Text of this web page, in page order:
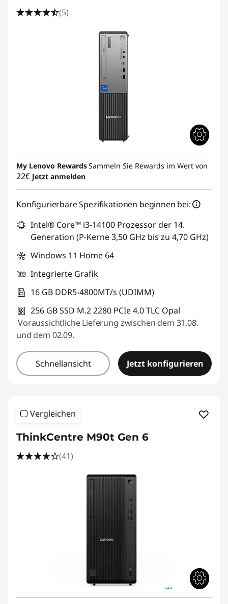
(5)
My Lenovo RewardsSammeln Sie Rewards im Wert von
22€ Jetzt anmelden
Konfigurierbare Spezifikationen beginnen bei:
Intel® Core™ i3-14100 Prozessor der 14.
Generation (P-Kerne 3,50 GHz bis zu 4,70 GHz)
Windows 11 Home 64
Integrierte Grafik
16 GB DDR5-4800MT/s (UDIMM)
256 GB SSD M.2 2280 PCIe 4.0 TLC Opal
Voraussichtliche Lieferung zwischen dem 31.08.
und dem 02.09.
Schnellansicht Jetzt konfigurieren
Vergleichen
ThinkCentre M90t Gen 6
(41)